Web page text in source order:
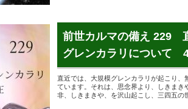
前世カルマの備え 229
グレンカラリについて
直近では、大規模グレンカラリが起こり、
ています。それは、思念界より、しきま
非、しきまきや、を沢山起こし、三四五の